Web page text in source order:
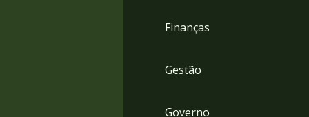
Finanças
Gestão
Governo